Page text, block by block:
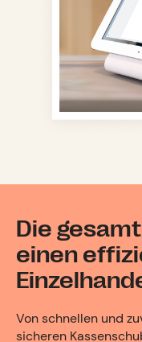
Die
einen
Von schnellen und
sicheren